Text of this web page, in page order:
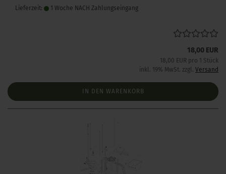
Lieferzeit: 1 Woche NACH Zahlungseingang
18,00 EUR
18,00 EUR pro 1 Stück
inkl. 19% MwSt. zzgl. Versand
IN DEN WARENKORB